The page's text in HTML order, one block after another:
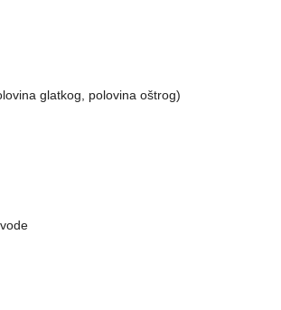
glatkog, polovina oštrog)